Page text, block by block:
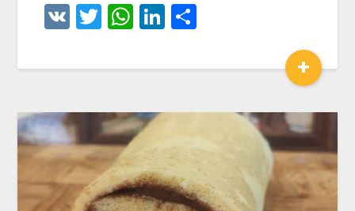
VK Twitter
WhatsApp
LinkedIn
+